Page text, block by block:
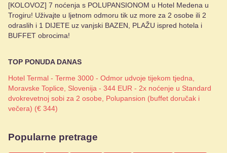
[KOLOVOZ] 7 noćenja s POLUPANSIONOM u Hotel Medena u
Trogiru! Uživajte u ljetnom odmoru tik uz more za 2 osobe ili 2
odraslih i 1 DIJETE uz vanjski BAZEN, PLAŽU ispred hotela i
BUFFET obrocima!
TOP PONUDA DANAS
Hotel Termal - Terme 3000 - Odmor udvoje tijekom tjedna,
Moravske Toplice, Slovenija - 344 EUR - 2x noćenje u Standard
dvokrevetnoj sobi za 2 osobe, Polupansion (buffet doručak i
večera) (€ 344)
Popularne pretrage